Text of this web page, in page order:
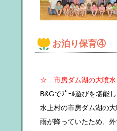
お泊り保育④
☆ 市房ダム湖の大噴水
B&Gでﾌﾟｰﾙ遊びを堪能し
水上村の市房ダム湖の
雨が降っていたため、